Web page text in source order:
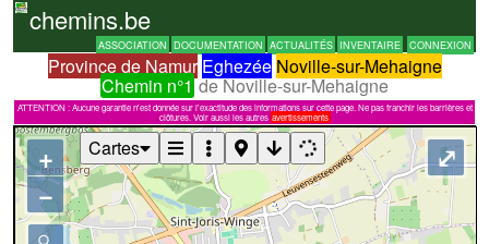
chemins.be
ASSOCIATION DOCUMENTATION ACTUALITÉS INVENTAIRE CONNEXION
Province de Namur Eghezée Noville-sur-Mehaigne
Chemin n°1de Noville-sur-Mehaigne
ATTENTION : Aucune garantie n'est donnée sur l'exactitude des informations sur cette page. Ne pas franchir les barrières et
clôtures. Voir aussi les autres avertissements
+
−
⤢
Cartes